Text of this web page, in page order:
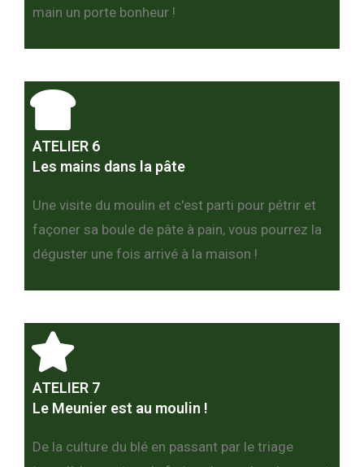
main un porte bonheur !
ATELIER 6
Les mains dans la pâte
Une visite du moulin et c'est parti pour pétrir et
façoner sa boule de pâte à pain, vous pourrez la
déguster une fois arrivé à la maison !
ATELIER 7
Le Meunier est au moulin !
De la culture du blé en passant par le triage